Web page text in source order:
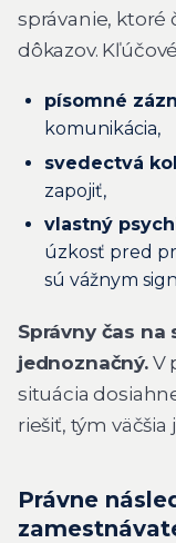
správanie, ktoré
dôkazov.
písomné
komunikácia,
svedectvá
zapojiť,
vlastný
úzkosť pred
sú vážnym
Správny čas na
jednoznačný.V
situácia
riešiť, tým väčšia
Právne